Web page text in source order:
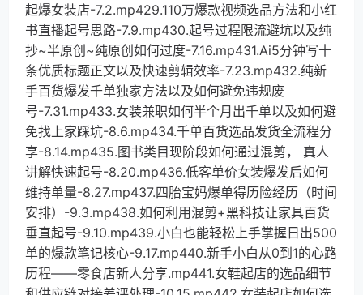
起爆女装店-7.2.mp429.110万爆款视频选品方法和小红
书直播起号思路-7.9.mp430.起号过程限流避坑以及纯
抄~半原创~纯原创如何过度-7.16.mp431.Ai5分钟写十
条优质标题正文以及快速剪辑效率-7.23.mp432.纯新
手百货爆发千单独家方法以及如何避免违规废
号-7.31.mp433.女装兼职如何半个月出千单以及如何避
免找上家踩坑-8.6.mp434.千单百货选品发货全流程分
享-8.14.mp435.图书类目现阶段如何通过混剪， 真人
讲解快速起号-8.20.mp436.低客单价女装爆发后如何
维持单量-8.27.mp437.四胎宝妈爆单得历险经历（时间
安排）-9.3.mp438.如何利用混剪+黑科技让家具百货
垂直起号-9.10.mp439.小白也能轻松上手掌握日出500
单的爆款笔记核心-9.17.mp440.新手小白从0到1的心路
历程——零食店新人分享.mp441.女鞋起店的选品细节